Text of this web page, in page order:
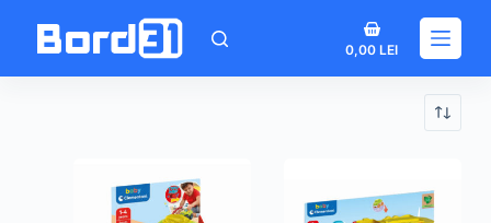
Coș
de
cumpărături
0,00LEI